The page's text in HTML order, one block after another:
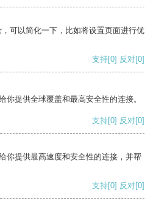
可以简化一下，比如将设置页面进行优
支持[0] 反对[0]
你提供全球覆盖和最高安全性的连接。
支持[0] 反对[0]
你提供最高速度和安全性的连接，并帮
支持[0] 反对[0]